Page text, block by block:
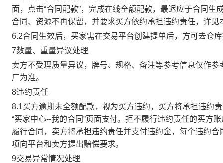
面，点击“合同配款”，完成在线全额配款，最迟应于合同
合同、资源不再保留，并要求买方依约承担违约责任，详见
6.2合同生效后，买家需在交易平台创建提单后，方可去仓
7数量、重量异议处理
卖方不受理质量异议，牌号、规格、备注等参考信息仅作
厂为准。
8违约责任
8.1买方逾期未全额配款，视为买方违约，买方将承担违约
“买家中心--我的合同”页面支付。拒不履行违约责任的买方
履行合同，卖方将承担违约责任并支付违约金，每个违约
项向平台和卖方提出赔偿要求。
9交易异常情况处理